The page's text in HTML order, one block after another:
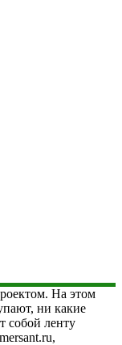
На этом
ни какие
собой ленту